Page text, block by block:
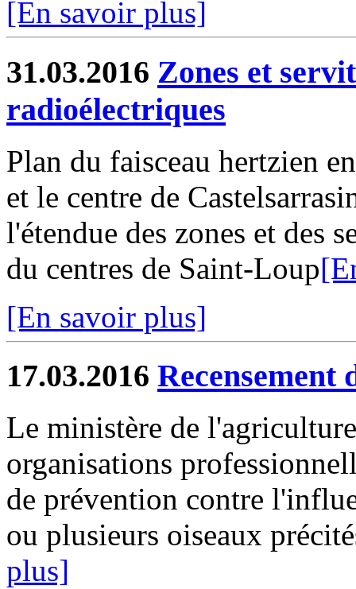
[En savoir plus]
31.03.2016 Zones et
radioélectriques
Plan du faisceau hertzien
et le centre de
l'étendue des zones et des
du centres de Saint-Loup
[En savoir plus]
17.03.2016 Recensement
Le ministère de
organisations
de prévention contre
ou plusieurs oiseaux
plus]